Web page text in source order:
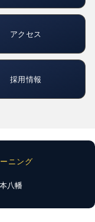
アクセス
採用情報
ニング
本八幡